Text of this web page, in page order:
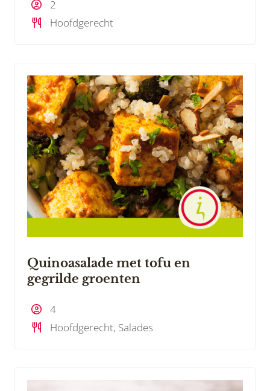
2
Hoofdgerecht
Quinoasalade met tofu en
gegrilde groenten
4
Hoofdgerecht, Salades